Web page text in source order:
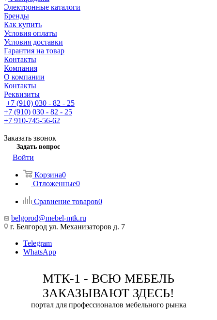
Электронные каталоги
Бренды
Как купить
Условия оплаты
Условия доставки
Гарантия на товар
Контакты
Компания
О компании
Контакты
Реквизиты
+7 (910) 030 - 82 - 25
+7 (910) 030 - 82 - 25
+7 910-745-56-62
Заказать звонок
Задать вопрос
Войти
Корзина0
Отложенные0
Сравнение товаров0
belgorod@mebel-mtk.ru
г. Белгород ул. Механизаторов д. 7
Telegram
WhatsApp
МТК-1 - ВСЮ МЕБЕЛЬ
ЗАКАЗЫВАЮТ ЗДЕСЬ!
портал для профессионалов мебельного рынка